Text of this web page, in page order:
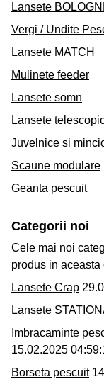
Lansete
Vergi / Undite
Lansete MATCH
Mulinete feeder
Lansete somn
Lansete
Juvelnice si
Scaune modulare
Geanta pescuit
Categorii noi
Cele mai noi
produs in aceasta
Lansete Crap
Lansete
Imbracaminte
15.02.2025
Borseta pescuit